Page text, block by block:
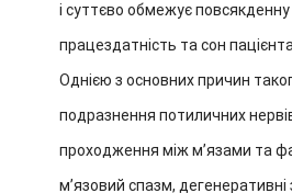
і суттєво обмежує повсякденну
працездатність та сон пацієнта.
Однією з основних причин
подразнення потиличних
проходження між м’язами та
м’язовий спазм, дегенеративні